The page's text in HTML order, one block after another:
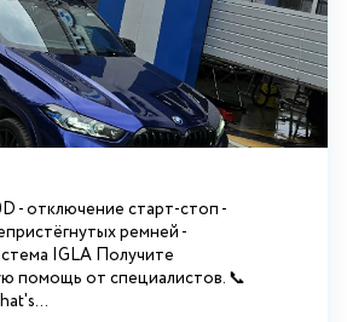
- отключение старт-стоп -
ремней -
IGLA Получите
помощь от специалистов. 📞